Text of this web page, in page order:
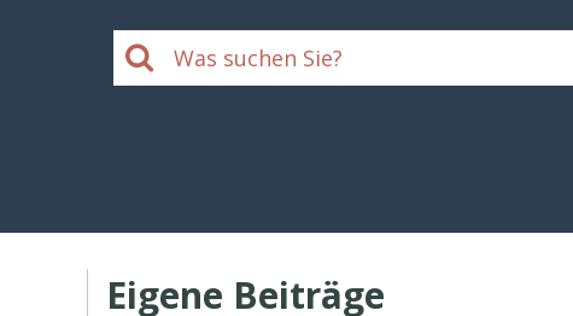
Eigene Beiträge